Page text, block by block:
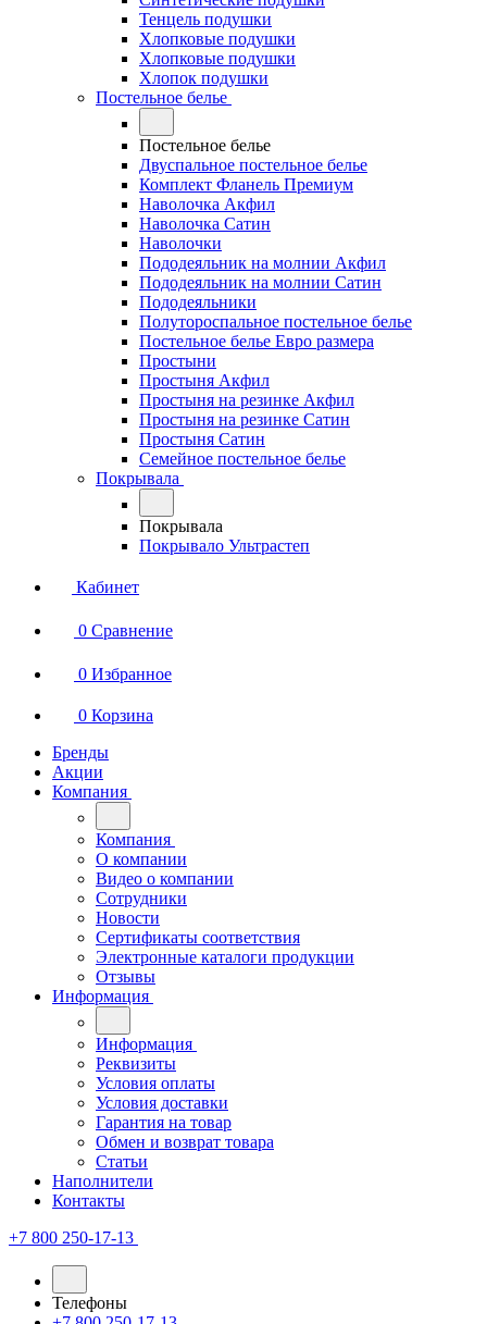
Тенцель подушки
Хлопковые подушки
Хлопковые подушки
Хлопок подушки
Постельное белье
Постельное белье
Двуспальное постельное белье
Комплект Фланель Премиум
Наволочка Акфил
Наволочка Сатин
Наволочки
Пододеяльник на молнии Акфил
Пододеяльник на молнии Сатин
Пододеяльники
Полутороспальное постельное белье
Постельное белье Евро размера
Простыни
Простыня Акфил
Простыня на резинке Акфил
Простыня на резинке Сатин
Простыня Сатин
Семейное постельное белье
Покрывала
Покрывала
Покрывало Ультрастеп
Кабинет
0 Сравнение
0 Избранное
0 Корзина
Бренды
Акции
Компания
Компания
О компании
Видео о компании
Сотрудники
Новости
Сертификаты соответствия
Электронные каталоги продукции
Отзывы
Информация
Информация
Реквизиты
Условия оплаты
Условия доставки
Гарантия на товар
Обмен и возврат товара
Статьи
Наполнители
Контакты
+7 800 250-17-13
Телефоны